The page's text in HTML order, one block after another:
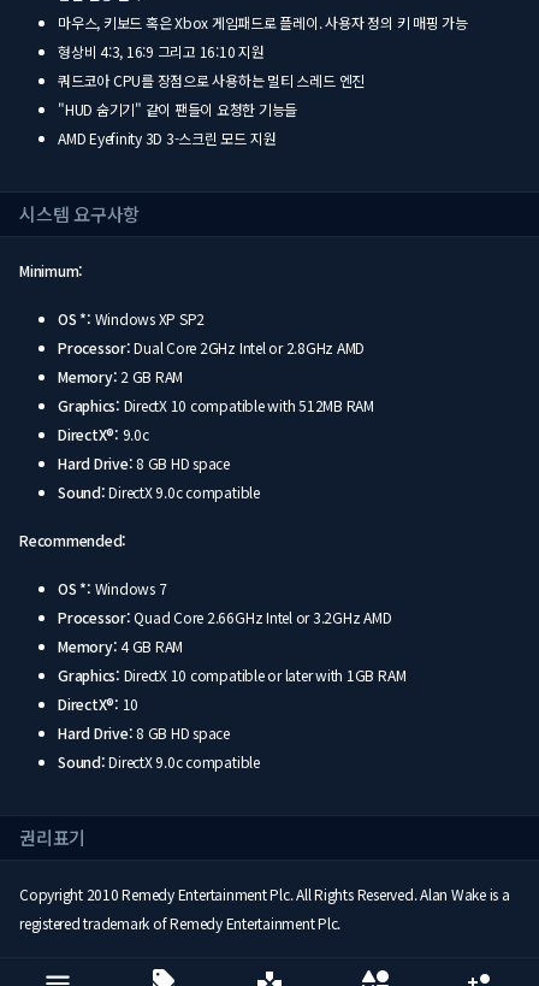
마우스, 키보드 혹은 Xbox 게임패드로 플레이. 사용자 정의 키 매핑 가능
형상비 4:3, 16:9 그리고 16:10 지원
쿼드코아 CPU를 장점으로 사용하는 멀티 스레드 엔진
"HUD 숨기기" 같이 팬들이 요청한 기능들
AMD Eyefinity 3D 3-스크린 모드 지원
시스템 요구사항
Minimum:
OS *: Windows XP SP2
Processor:Dual Core 2GHz Intel or 2.8GHz AMD
Memory: 2 GB RAM
Graphics: DirectX 10 compatible with 512MB RAM
DirectX®: 9.0c
Hard Drive: 8 GB HD space
Sound:DirectX 9.0c compatible
Recommended:
OS *: Windows 7
Processor:Quad Core 2.66GHz Intel or 3.2GHz AMD
Memory:4 GB RAM
Graphics: DirectX 10 compatible or later with 1GB RAM
DirectX®: 10
Hard Drive: 8 GB HD space
Sound:DirectX 9.0c compatible
권리표기
Copyright 2010 Remedy Entertainment Plc. All Rights Reserved. Alan Wake is a
registered trademark of Remedy Entertainment Plc.